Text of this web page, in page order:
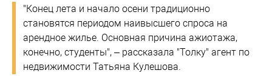
"Конец лета и начало осени традиционно
становятся периодом наивысшего спроса на
арендное жилье. Основная причина ажиотажа,
конечно, студенты", – рассказала "Толку" агент по
недвижимости Татьяна Кулешова.